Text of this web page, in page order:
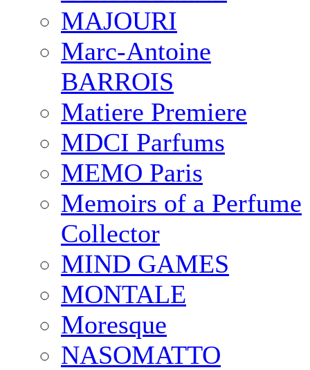
MAJOURI
Marc-Antoine
BARROIS
Matiere Premiere
MDCI Parfums
MEMO Paris
Memoirs of a Perfume
Collector
MIND GAMES
MONTALE
Moresque
NASOMATTO